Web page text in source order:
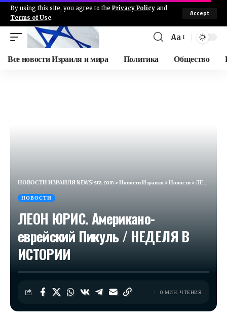
By using this site, you agree to the Privacy Policy and
Terms of Use.
Accept
Aa
Все новости Израиля и мира Политика Общество
НОВОСТИ ИЗРАИЛЯ NEWSisra.com >Новости Израиля>Новости>ЛЕОН ЮРИС. Американо-еврейский Пикуль / НЕДЕЛЯ В ИСТОРИИ
НОВОСТИ
ЛЕОН ЮРИС. Американо-
еврейский Пикуль / НЕДЕЛЯ В
ИСТОРИИ
0 МИН. ЧТЕНИЯ